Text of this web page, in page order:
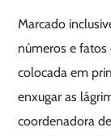
Marcado
números e fatos
colocada em
enxugar as
coordenadora